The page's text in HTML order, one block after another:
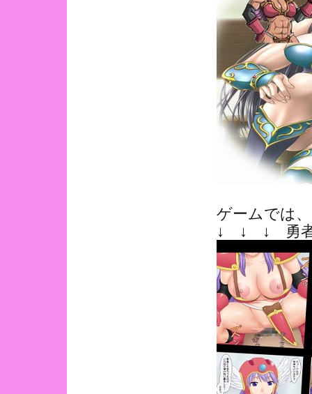
ゲームでは
↓ ↓ ↓ 勇者